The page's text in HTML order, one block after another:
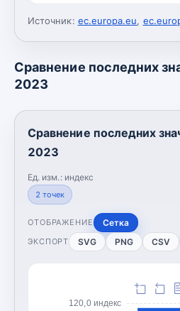
Источник: ec.europa.eu,
Сравнение последних
2023
Сравнение последних
2023
Ед. изм.: индекс
2 точек
ОТОБРАЖЕНИЕ Сетка
ЭКСПОРТ SVG PNG CSV
120,0 индекс